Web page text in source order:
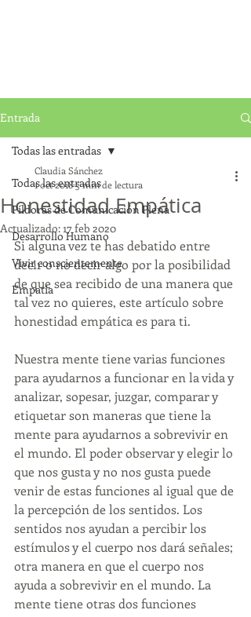
Entrada
Todas las entradas
Píldoras de Comunicación Plena
Desarrollo Humano
Vivir conscientemente
Empatía
Todas las entradas
Honestidad Empática
Claudia Sánchez
1 oct 20183 min de lectura
Actualizado:17 feb 2020
Si alguna vez te has debatido entre
decir o no decir algo por la posibilidad
de que sea recibido de una manera que
tal vez no quieres, este artículo sobre
honestidad empática es para ti.
Nuestra mente tiene varias funciones
para ayudarnos a funcionar en la vida y
analizar, sopesar, juzgar, comparar y
etiquetar son maneras que tiene la
mente para ayudarnos a sobrevivir en
el mundo. El poder observar y elegir lo
que nos gusta y no nos gusta puede
venir de estas funciones al igual que de
la percepción de los sentidos. Los
sentidos nos ayudan a percibir los
estímulos y el cuerpo nos dará señales;
otra manera en que el cuerpo nos
ayuda a sobrevivir en el mundo. La
mente tiene otras dos funciones